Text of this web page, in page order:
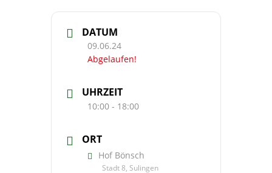
DATUM
09.06.24
Abgelaufen!
UHRZEIT
10:00 - 18:00
ORT
Hof Bönsch
Stadt 8, Sulingen